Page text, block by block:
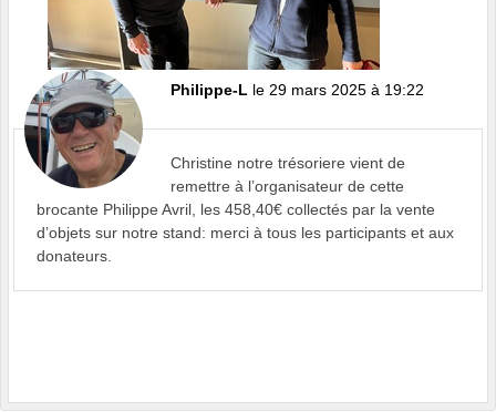
Philippe-L le 29 mars 2025 à 19:22
Christine notre trésoriere vient de
remettre à l’organisateur de cette
brocante Philippe Avril, les 458,40€ collectés par la vente
d’objets sur notre stand: merci à tous les participants et aux
donateurs.